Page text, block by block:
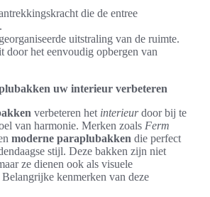
die de entree
uitstraling van de ruimte.
door het eenvoudig opbergen van
uw interieur verbeteren
verbeteren het interieurdoor bij te
van harmonie. Merken zoals Ferm
moderne paraplubakken die perfect
stijl. Deze bakken zijn niet
ze dienen ook als visuele
kenmerken van deze